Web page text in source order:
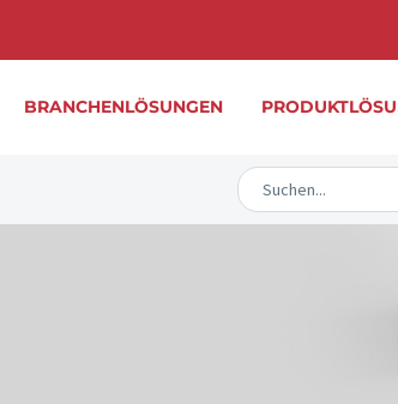
BRANCHENLÖSUNGEN